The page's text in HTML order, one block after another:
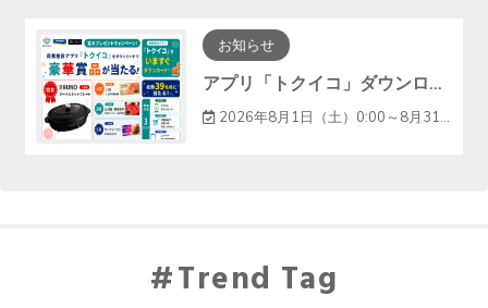
お知らせ
アプリ「トクイコ」ダウンロードで豪華賞品が当たる！
2026年8月1日（土）0:00～8月31日（月）23:59
Trend Tag